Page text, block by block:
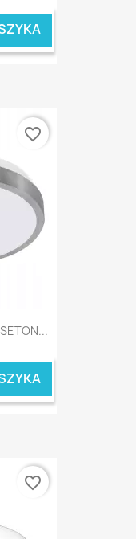
favorite_border
favorite_border